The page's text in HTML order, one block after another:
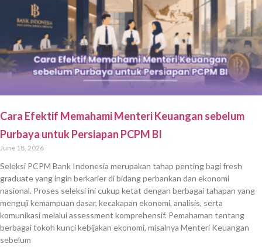
Cara Efektif Memahami Menteri Keuangan sebelum
Purbaya untuk Persiapan PCPM BI
June 18, 2026
Seleksi PCPM Bank Indonesia merupakan tahap penting bagi fresh
graduate yang ingin berkarier di bidang perbankan dan ekonomi
nasional. Proses seleksi ini cukup ketat dengan berbagai tahapan yang
menguji kemampuan dasar, kecakapan ekonomi, analisis, serta
komunikasi melalui assessment komprehensif. Pemahaman tentang
berbagai tokoh kunci kebijakan ekonomi, misalnya Menteri Keuangan
sebelum